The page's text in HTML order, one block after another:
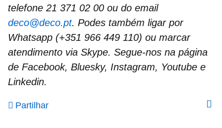
telefone 21 371 02 00 ou do email
deco@deco.pt. Podes também ligar por
Whatsapp (+351 966 449 110) ou marcar
atendimento via Skype. Segue-nos na página
de Facebook, Bluesky, Instagram, Youtube e
Linkedin.
Partilhar